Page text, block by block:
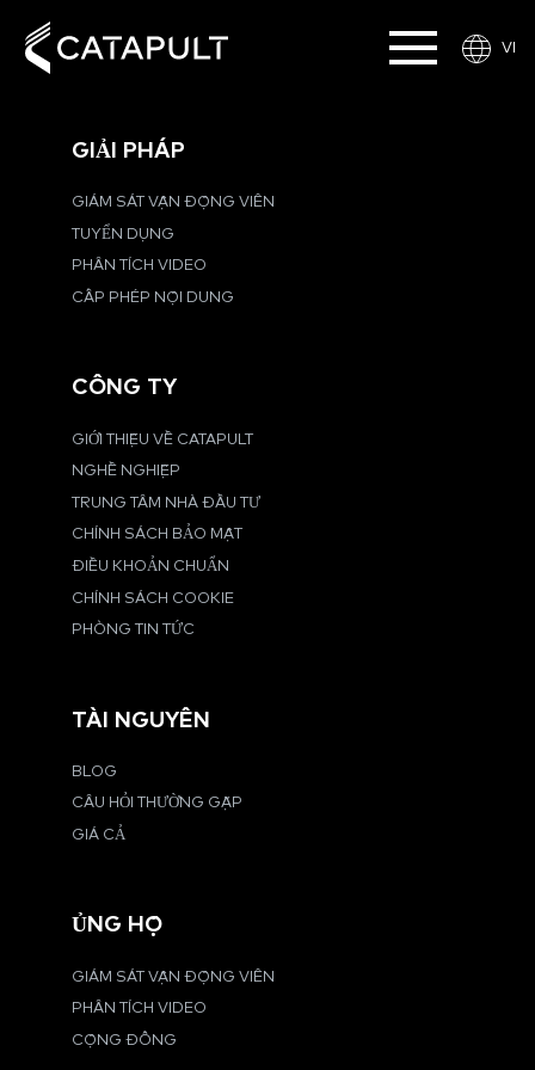
VI
GIẢI PHÁP
GIÁM SÁT VẬN ĐỘNG VIÊN
TUYỂN DỤNG
PHÂN TÍCH VIDEO
CẤP PHÉP NỘI DUNG
CÔNG TY
GIỚI THIỆU VỀ CATAPULT
NGHỀ NGHIỆP
TRUNG TÂM NHÀ ĐẦU TƯ
CHÍNH SÁCH BẢO MẬT
ĐIỀU KHOẢN CHUẨN
CHÍNH SÁCH COOKIE
PHÒNG TIN TỨC
TÀI NGUYÊN
BLOG
CÂU HỎI THƯỜNG GẶP
GIÁ CẢ
ỦNG HỘ
GIÁM SÁT VẬN ĐỘNG VIÊN
PHÂN TÍCH VIDEO
CỘNG ĐỒNG